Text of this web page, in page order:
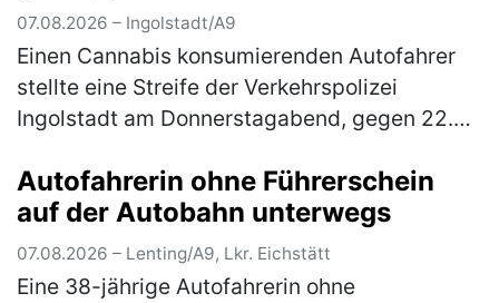
07.08.2026 – Ingolstadt/A9
Einen Cannabis konsumierenden Autofahrer
stellte eine Streife der Verkehrspolizei
Ingolstadt am Donnerstagabend, gegen 22.30
befindliche 21-jährige Itali…(mehr)
Autofahrerin ohne Führerschein
auf der Autobahn unterwegs
07.08.2026 – Lenting/A9, Lkr. Eichstätt
Eine 38-jährige Autofahrerin ohne